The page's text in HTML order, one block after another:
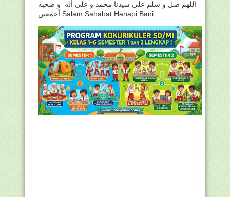
اللهم صل و سلم على سيدنا محمد و على أله و صحبه
أجمعين Salam Sahabat Hanapi Bani . ...